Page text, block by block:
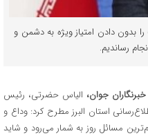
دادن امتیاز ویژه به دشمن و
‌رساندیم.
جوان، الیاس حضرتی، رئیس
استان البرز مطرح کرد: وداع و
مسائل روز به شمار می‌رود و شاید